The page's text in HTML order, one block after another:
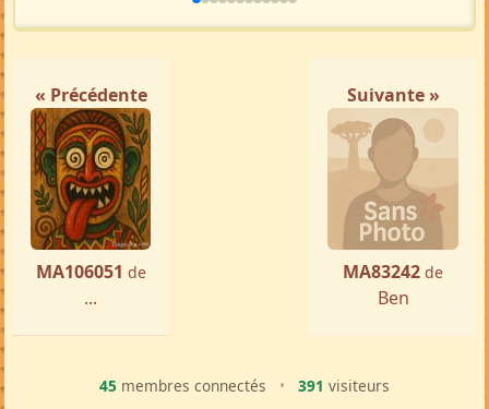
« Précédente
MA106051 de
...
Suivante »
MA83242 de
Ben
45 membres connectés • 391 visiteurs